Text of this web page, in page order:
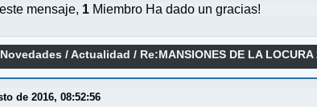
mensaje, 1 Miembro Ha dado un gracias!
Novedades / Actualidad / Re:MANSIONES DE LA
de 2016, 08:52:56